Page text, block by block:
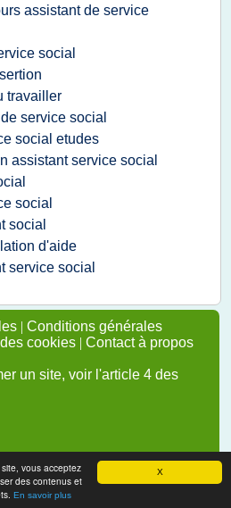
X
vous acceptez
des contenus et
En savoir plus
assistant de service
social
travailler
service social
social etudes
assistant service social
social
social
d'aide
service social
| Conditions générales
cookies | Contact à propos
un site, voir l'article 4 des